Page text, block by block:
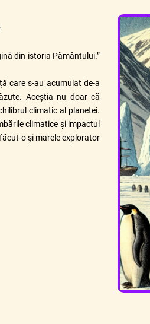
din istoria Pământului.”
care s-au acumulat de-a
Aceștia nu doar că
climatic al planetei.
climatice și impactul
o și marele explorator